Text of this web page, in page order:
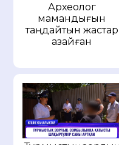
Археолог
мамандығын
таңдайтын жастар
азайған